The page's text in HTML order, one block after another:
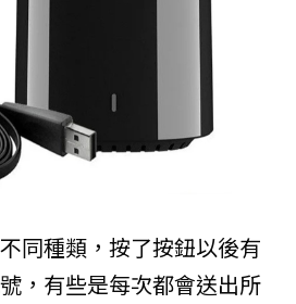
同種類，按了按鈕以後有
，有些是每次都會送出所